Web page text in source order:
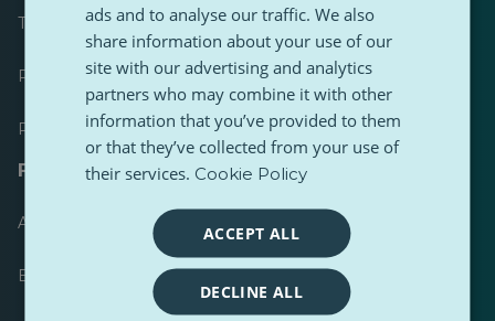
Toolkits
PulseZ Content Style Guide
PulseZ Beitragsleitfaden für Autoren
FAQs
Anfrage einreichen
Ein Problem melden
ads and to analyse our traffic. We also
share information about your use of our
site with our advertising and analytics
partners who may combine it with other
information that you’ve provided to them
or that they’ve collected from your use of
their services. Cookie Policy
ACCEPT ALL
DECLINE ALL